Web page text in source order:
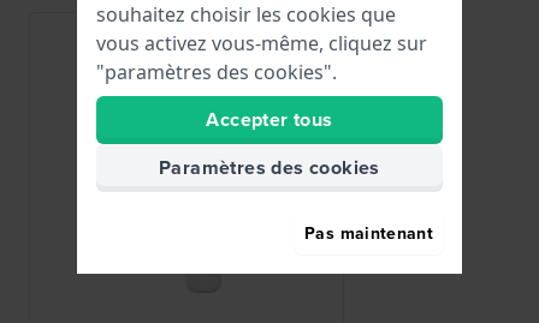
souhaitez choisir les cookies que
vous activez vous-même, cliquez sur
"paramètres des cookies".
Accepter tous
Paramètres des cookies
Pas maintenant